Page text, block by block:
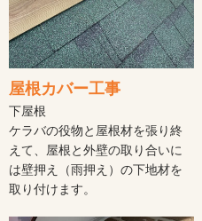
屋根カバー工事
下屋根
ケラバの役物と屋根材を張り終
えて、屋根と外壁の取り合いに
は壁押え（雨押え）の下地材を
取り付けます。